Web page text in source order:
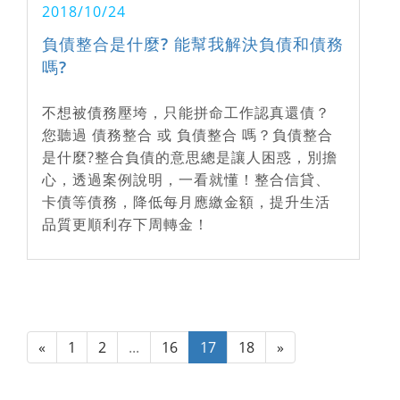
2018/10/24
負債整合是什麼? 能幫我解決負債和債務
嗎?
不想被債務壓垮，只能拼命工作認真還債？
您聽過 債務整合 或 負債整合 嗎？負債整合
是什麼?整合負債的意思總是讓人困惑，別擔
心，透過案例說明，一看就懂！整合信貸、
卡債等債務，降低每月應繳金額，提升生活
品質更順利存下周轉金！
« 1 2 ... 16 17 18 »